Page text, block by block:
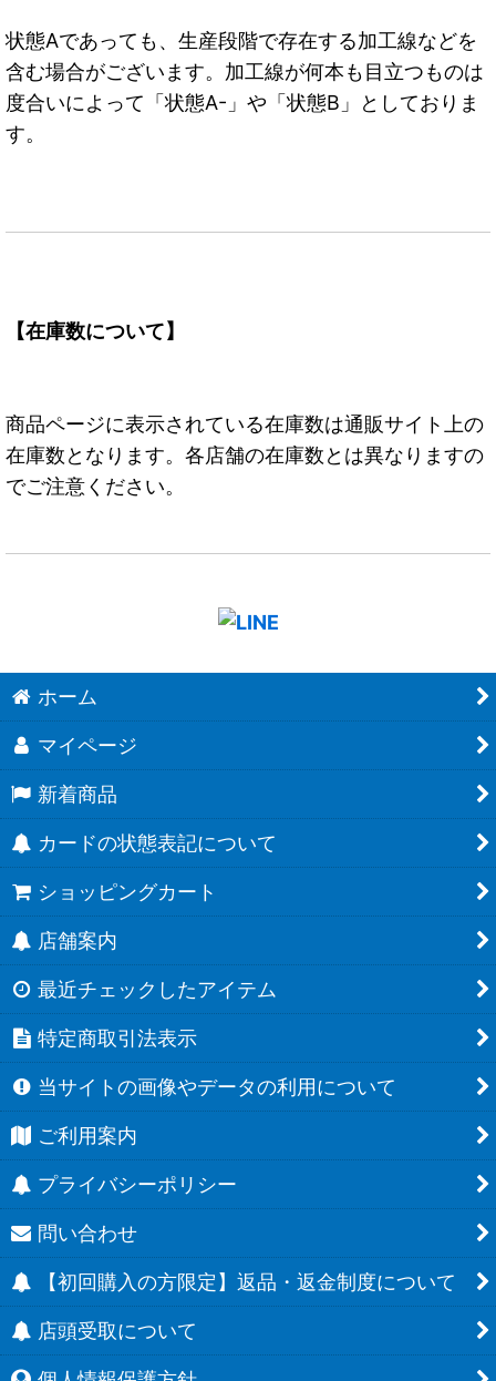
状態Aであっても、生産段階で存在する加工線などを
含む場合がございます。加工線が何本も目立つものは
度合いによって「状態A-」や「状態B」としておりま
す。
【在庫数について】
商品ページに表示されている在庫数は通販サイト上の
在庫数となります。各店舗の在庫数とは異なりますの
でご注意ください。
ホーム
マイページ
新着商品
カードの状態表記について
ショッピングカート
店舗案内
最近チェックしたアイテム
特定商取引法表示
当サイトの画像やデータの利用について
ご利用案内
プライバシーポリシー
問い合わせ
【初回購入の方限定】返品・返金制度について
店頭受取について